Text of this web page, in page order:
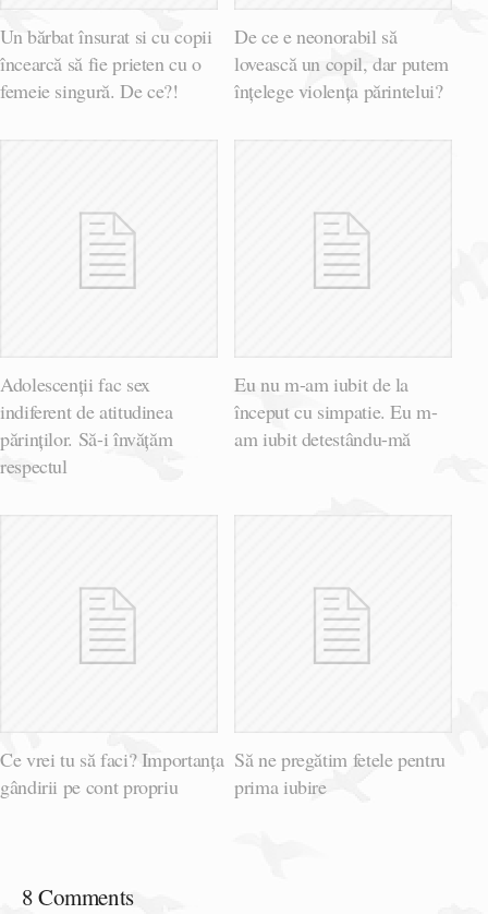
Un bărbat însurat si cu copii
încearcă să fie prieten cu o
femeie singură. De ce?!
De ce e neonorabil să
lovească un copil, dar putem
înțelege violența părintelui?
Adolescenții fac sex
indiferent de atitudinea
părinților. Să-i învățăm
respectul
Eu nu m-am iubit de la
început cu simpatie. Eu m-
am iubit detestându-mă
Ce vrei tu să faci? Importanța
gândirii pe cont propriu
Să ne pregătim fetele pentru
prima iubire
8 Comments